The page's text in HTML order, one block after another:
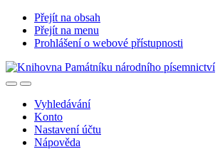
Přejít na obsah
Přejít na menu
Prohlášení o webové přístupnosti
Vyhledávání
Konto
Nastavení účtu
Nápověda